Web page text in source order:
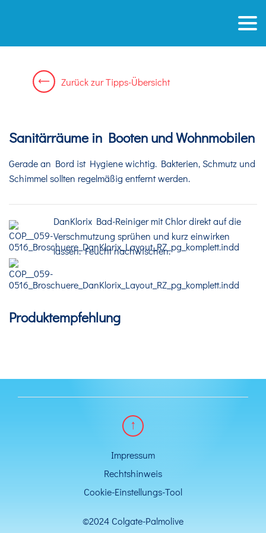
ZurückzurTipps-Übersicht
Sanitärräume in Booten und Wohnmobilen
Gerade an Bord ist Hygiene wichtig. Bakterien, Schmutz und
Schimmel sollten regelmäßig entfernt werden.
DanKlorix Bad-Reiniger mit Chlor direkt auf die
Verschmutzung sprühen und kurz einwirken
lassen. Feucht nachwischen.
Produktempfehlung
©2024 Colgate-Palmolive
Impressum
Rechtshinweis
Cookie-Einstellungs-Tool